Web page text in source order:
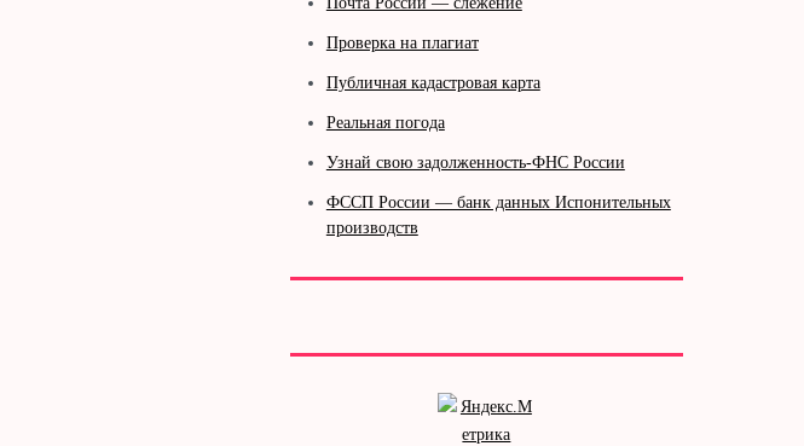
Проверка на плагиат
Публичная кадастровая карта
Реальная погода
Узнай свою задолженность-ФНС России
ФССП России — банк данных Испонительных
производств